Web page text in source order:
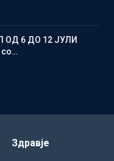
ОД 6 ДО 12 ЈУЛИ
со…
Здравје